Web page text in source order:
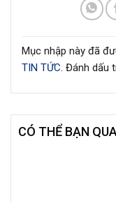
Mục nhập này đã
TIN TỨC. Đánh dấu
CÓ THỂ BẠN